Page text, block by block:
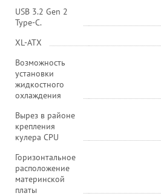
USB 3.2 Gen 2
Type-C.
XL-ATX
Возможность
установки
жидкостного
охлаждения
Вырез в районе
крепления
кулера CPU
Горизонтальное
расположение
материнской
платы